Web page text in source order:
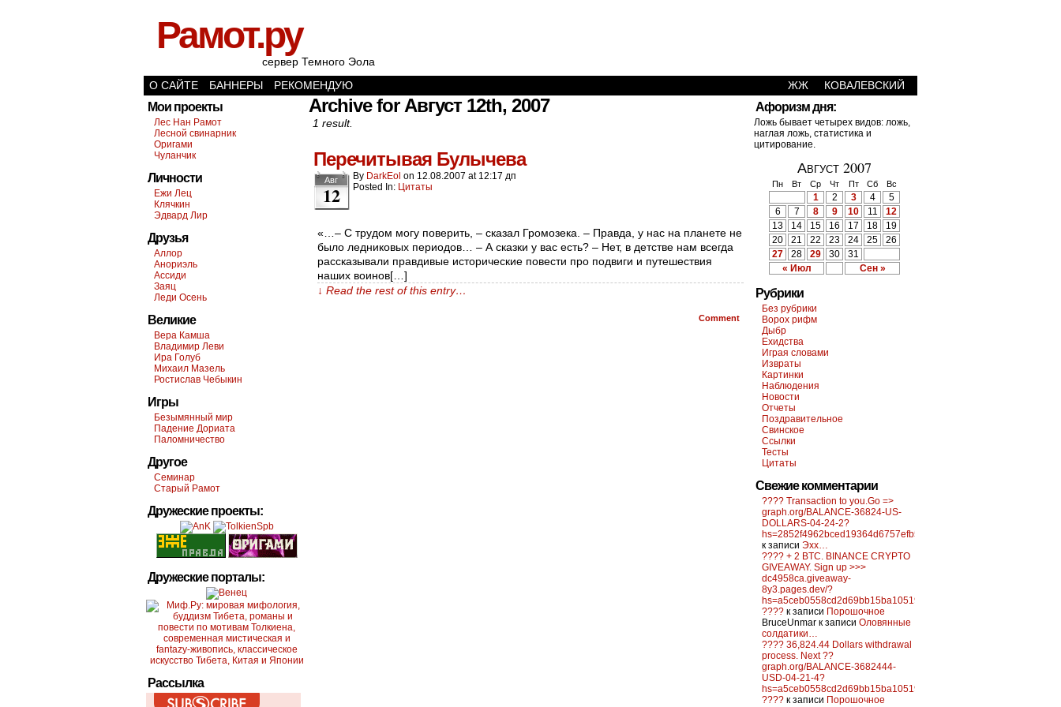
Рамот.ру
сервер Темного Эола
О САЙТЕ
БАННЕРЫ РЕКОМЕНДУЮ ЖЖ КОВАЛЕВСКИЙ
Мои проекты
Лес Нан Рамот
Лесной свинарник
Оригами
Чуланчик
Личности
Ежи Лец
Клячкин
Эдвард Лир
Друзья
Аллор
Анориэль
Ассиди
Заяц
Леди Осень
Великие
Вера Камша
Владимир Леви
Ира Голуб
Михаил Мазель
Ростислав Чебыкин
Игры
Безымянный мир
Падение Дориата
Паломничество
Другое
Семинар
Старый Рамот
Дружеские проекты:
Дружеские порталы:
Рассылка
Archive for Август 12th, 2007
1 result.
Перечитывая Булычева
Авг
12
By DarkEol on 12.08.2007 at 12:17 дп
Posted In: Цитаты
«…– С трудом могу поверить, – сказал Громозека. – Правда, у нас на планете не
было ледниковых периодов… – А сказки у вас есть? – Нет, в детстве нам всегда
рассказывали правдивые исторические повести про подвиги и путешествия
наших воинов[…]
↓ Read the rest of this entry…
Comment
Афоризм дня:
Ложь бывает четырех видов: ложь,
наглая ложь, статистика и
цитирование.
Август 2007
Пн Вт Ср Чт Пт Сб Вс
« Июл Сен »
1 2 3 4
5
6
7 8 9 10 11
12
13
14 15 16 17 18
19
20
21 22 23 24 25
26
27
28 29 30 31
Рубрики
Без рубрики
Ворох рифм
Дыбр
Ехидства
Играя словами
Извраты
Картинки
Наблюдения
Новости
Отчеты
Поздравительное
Свинское
Ссылки
Тесты
Цитаты
Свежие комментарии
???? Transaction to you.Go =>
graph.org/BALANCE-36824-US-
DOLLARS-04-24-2?
hs=2852f4962bced19364d6757efb5f6a84&
к записи Эхх…
???? + 2 BTC. BINANCE CRYPTO
GIVEAWAY. Sign up >>>
dc4958ca.giveaway-
8y3.pages.dev/?
hs=a5ceb0558cd2d69bb15ba10519f0d6c2&
???? к записи Порошочное
BruceUnmar к записи Оловянные
солдатики…
???? 36,824.44 Dollars withdrawal
process. Next ??
graph.org/BALANCE-3682444-
USD-04-21-4?
hs=a5ceb0558cd2d69bb15ba10519f0d6c2&
???? к записи Порошочное